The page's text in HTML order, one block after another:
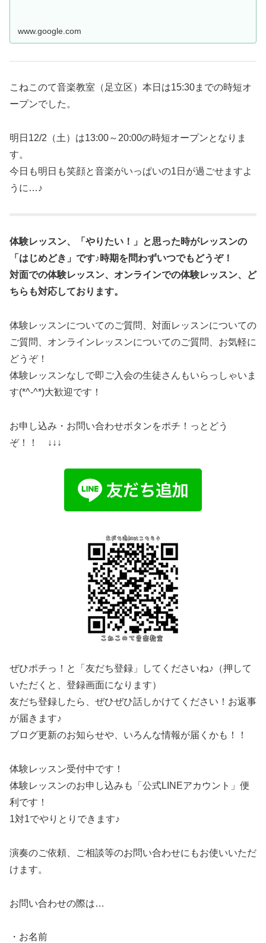
www.google.com
こねこのて音楽教室（足立区）本日は15:30までの時短オ
ープンでした。
明日12/2（土）は13:00～20:00の時短オープンとなりま
す。
今日も明日も笑顔と音楽がいっぱいの1日が過ごせますよ
うに…♪
体験レッスン、「やりたい！」と思った時がレッスンの
「はじめどき」です♪時期を問わずいつでもどうぞ！
対面での体験レッスン、オンラインでの体験レッスン、ど
ちらも対応しております。
体験レッスンについてのご質問、対面レッスンについての
ご質問、オンラインレッスンについてのご質問、お気軽に
どうぞ！
体験レッスンなしで即ご入会の生徒さんもいらっしゃいま
す(*^-^*)大歓迎です！
お申し込み・お問い合わせボタンをポチ！っとどう
ぞ！！ ↓↓↓
ぜひポチっ！と「友だち登録」してくださいね♪（押して
いただくと、登録画面になります）
友だち登録したら、ぜひぜひ話しかけてください！お返事
が届きます♪
ブログ更新のお知らせや、いろんな情報が届くかも！！
体験レッスン受付中です！
体験レッスンのお申し込みも「公式LINEアカウント」便
利です！
1対1でやりとりできます♪
演奏のご依頼、ご相談等のお問い合わせにもお使いいただ
けます。
お問い合わせの際は…
・お名前